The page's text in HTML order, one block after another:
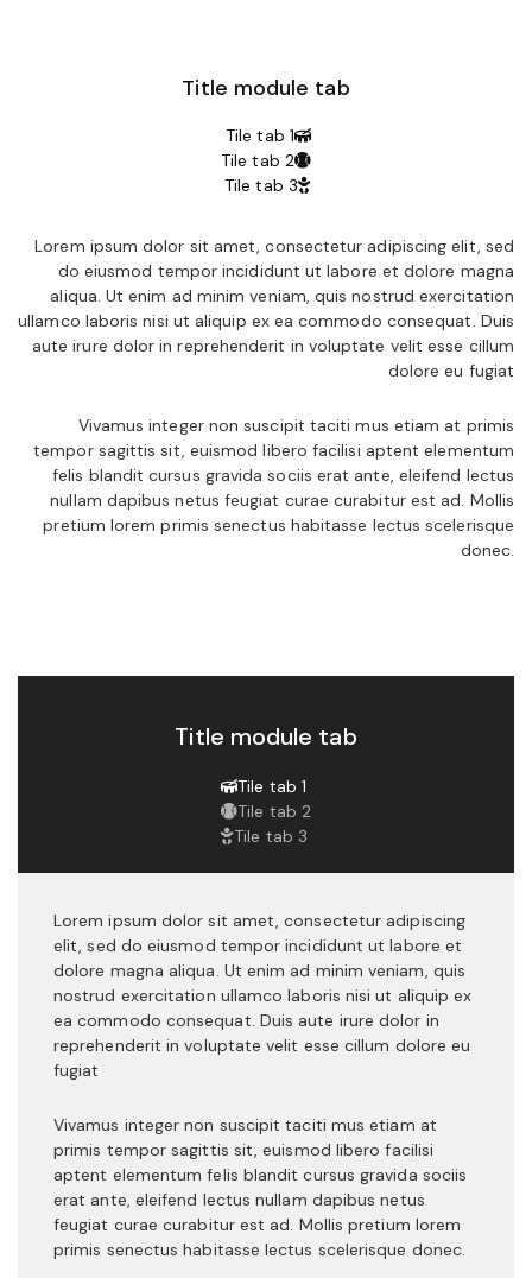
Title module tab
Tile tab 1
Tile tab 2
Tile tab 3
Lorem ipsum dolor sit amet, consectetur adipiscing elit, sed
do eiusmod tempor incididunt ut labore et dolore magna
aliqua. Ut enim ad minim veniam, quis nostrud exercitation
ullamco laboris nisi ut aliquip ex ea commodo consequat. Duis
aute irure dolor in reprehenderit in voluptate velit esse cillum
dolore eu fugiat
Vivamus integer non suscipit taciti mus etiam at primis
tempor sagittis sit, euismod libero facilisi aptent elementum
felis blandit cursus gravida sociis erat ante, eleifend lectus
nullam dapibus netus feugiat curae curabitur est ad. Mollis
pretium lorem primis senectus habitasse lectus scelerisque
donec.
Title module tab
Tile tab 1
Tile tab 2
Tile tab 3
Lorem ipsum dolor sit amet, consectetur adipiscing
elit, sed do eiusmod tempor incididunt ut labore et
dolore magna aliqua. Ut enim ad minim veniam, quis
nostrud exercitation ullamco laboris nisi ut aliquip ex
ea commodo consequat. Duis aute irure dolor in
reprehenderit in voluptate velit esse cillum dolore eu
fugiat
Vivamus integer non suscipit taciti mus etiam at
primis tempor sagittis sit, euismod libero facilisi
aptent elementum felis blandit cursus gravida sociis
erat ante, eleifend lectus nullam dapibus netus
feugiat curae curabitur est ad. Mollis pretium lorem
primis senectus habitasse lectus scelerisque donec.